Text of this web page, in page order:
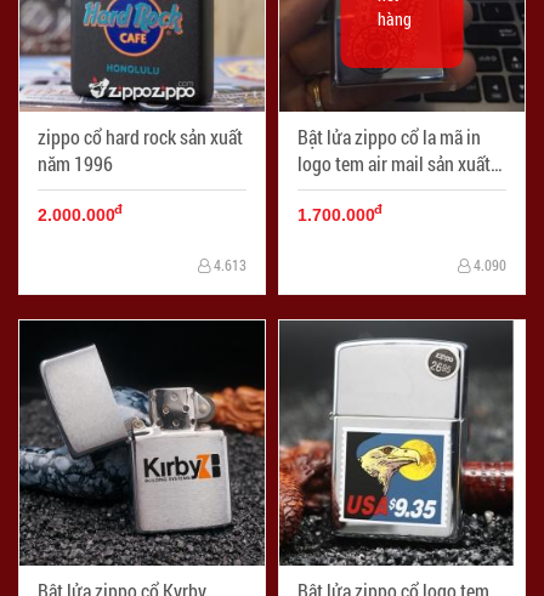
zippo cổ hard rock sản xuất
năm 1996
2.000.000đ
4.613
Bật lửa zippo cổ la mã in
logo tem air mail sản xuất
năm 1997
hàng
1.700.000đ
4.090
Bật lửa zippo cổ Kyrby
Bật lửa zippo cổ logo tem